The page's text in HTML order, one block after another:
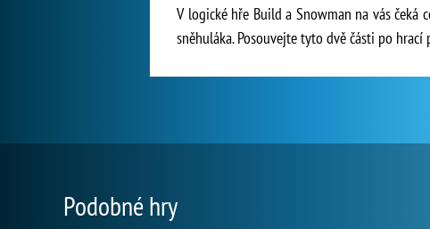
V logické hře Build a Snowman na vás
sněhuláka. Posouvejte tyto dvě části po
Podobné hry